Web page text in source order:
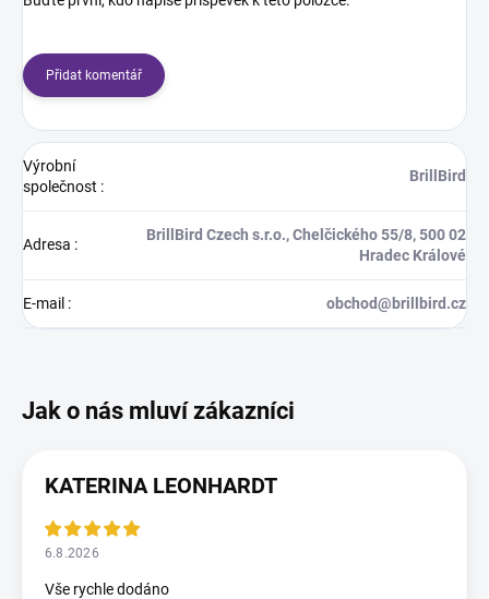
Přidat komentář
Výrobní
společnost :
BrillBird
Adresa :
BrillBird Czech s.r.o., Chelčického 55/8, 500 02
Hradec Králové
E-mail : obchod@brillbird.cz
KATERINA LEONHARDT
6.8.2026
Vše rychle dodáno